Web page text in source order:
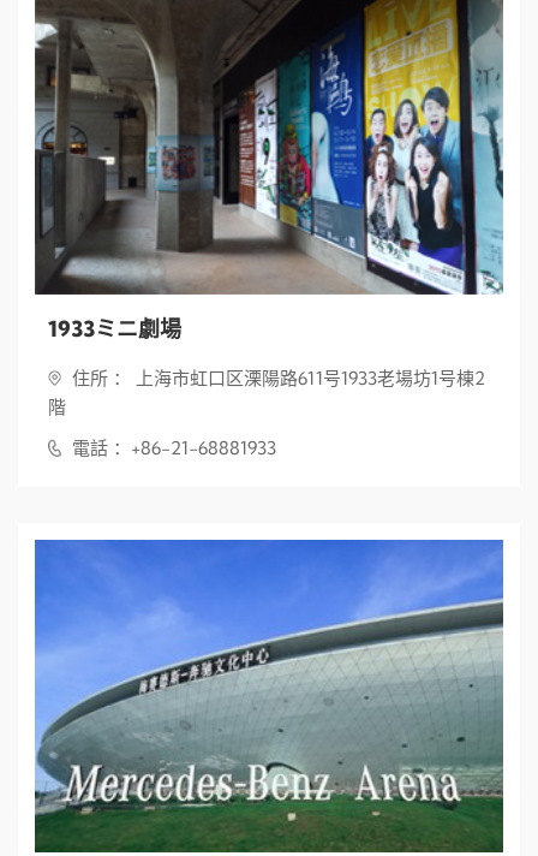
1933ミニ劇場
住所 ： 上海市虹口区溧陽路611号1933老場坊1号棟2
階
電話 ：+86-21-68881933